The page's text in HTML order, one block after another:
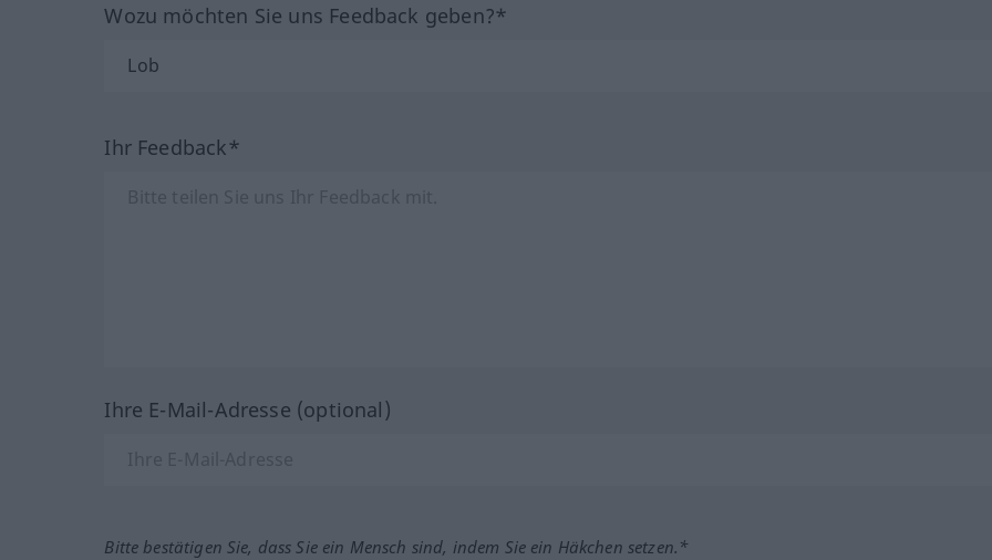
Wozu möchten Sie uns Feedback geben?*
Ihr Feedback*
Ihre E-Mail-Adresse (optional)
Bitte bestätigen Sie, dass Sie ein Mensch sind, indem Sie ein Häkchen setzen.*